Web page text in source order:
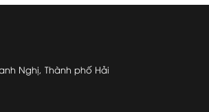
Nghị, Thành phố Hải